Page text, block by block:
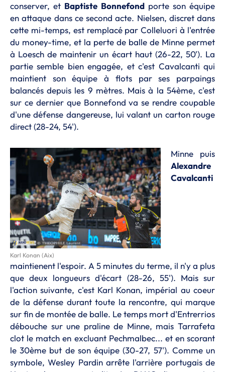
conserver, et Baptiste Bonnefondporte son équipe
en attaque dans ce second acte. Nielsen, discret dans
cette mi-temps, est remplacé par Colleluori à l'entrée
du money-time, et la perte de balle de Minne permet
à Loesch de maintenir un écart haut (26-22, 50'). La
partie semble bien engagée, et c'est Cavalcanti qui
maintient son équipe à flots par ses parpaings
balancés depuis les 9 mètres. Mais à la 54ème, c'est
sur ce dernier que Bonnefond va se rendre coupable
d'une défense dangereuse, lui valant un carton rouge
direct (28-24, 54').
Karl Konan (Aix)
Minne puis
Alexandre
Cavalcanti
maintienent l'espoir. A 5 minutes du terme, il n'y a plus
que deux longueurs d'écart (28-26, 55'). Mais sur
l'action suivante, c'est Karl Konan, impérial au coeur
de la défense durant toute la rencontre, qui marque
sur fin de montée de balle. Le temps mort d'Entrerrios
débouche sur une praline de Minne, mais Tarrafeta
clot le match en excluant Pechmalbec... et en scorant
le 30ème but de son équipe (30-27, 57'). Comme un
symbole, Wesley Pardin arrête l'arrière portugais de